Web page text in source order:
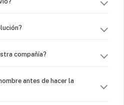
compañía?
antes de hacer la